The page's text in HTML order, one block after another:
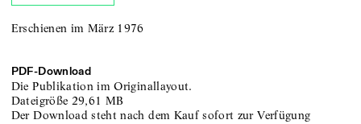
Erschienen im März 1976
PDF-Download
Die Publikation im Originallayout.
Dateigröße 29,61 MB
Der Download steht nach dem Kauf sofort zur Verfügung